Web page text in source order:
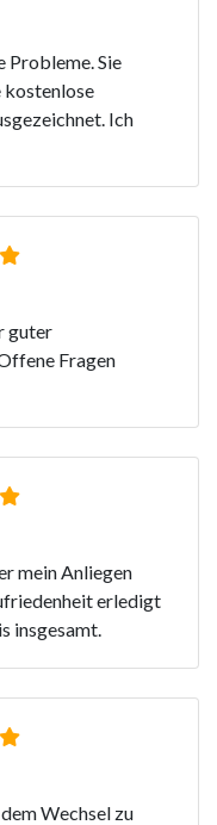
Probleme. Sie
kostenlose
Ich
guter
Fragen
mein Anliegen
erledigt
insgesamt.
Wechsel zu